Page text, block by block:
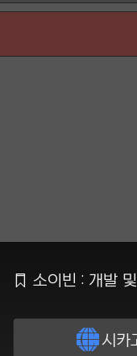
Ẍ 소이빈 : 개발
ẵ시카